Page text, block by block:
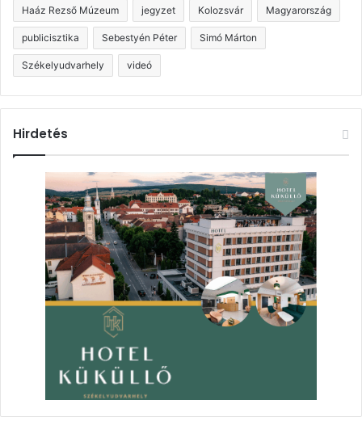
Haáz Rezső Múzeum jegyzet Kolozsvár Magyarország
publicisztika Sebestyén Péter Simó Márton
Székelyudvarhely videó
Hirdetés